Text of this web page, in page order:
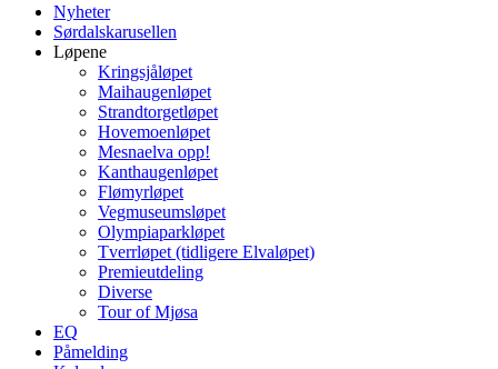
Nyheter
Sørdalskarusellen
Løpene
Kringsjåløpet
Maihaugenløpet
Strandtorgetløpet
Hovemoenløpet
Mesnaelva opp!
Kanthaugenløpet
Flømyrløpet
Vegmuseumsløpet
Olympiaparkløpet
Tverrløpet (tidligere Elvaløpet)
Premieutdeling
Diverse
Tour of Mjøsa
EQ
Påmelding